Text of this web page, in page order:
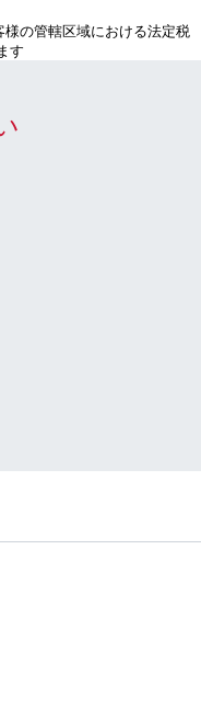
の管轄区域における法定税
す